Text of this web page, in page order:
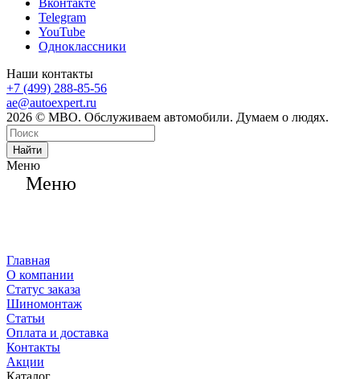
Вконтакте
Telegram
YouTube
Одноклассники
Наши контакты
+7 (499) 288-85-56
ae@autoexpert.ru
2026 © МВО. Обслуживаем автомобили. Думаем о людях.
Найти
Меню
Меню
Главная
О компании
Статус заказа
Шиномонтаж
Статьи
Оплата и доставка
Контакты
Акции